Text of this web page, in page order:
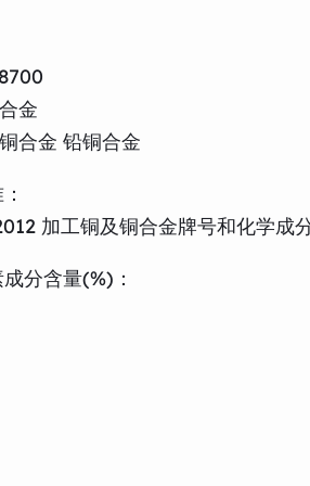
金
合金 铅铜合金
加工铜及铜合金牌号和化学成
分含量(%)：